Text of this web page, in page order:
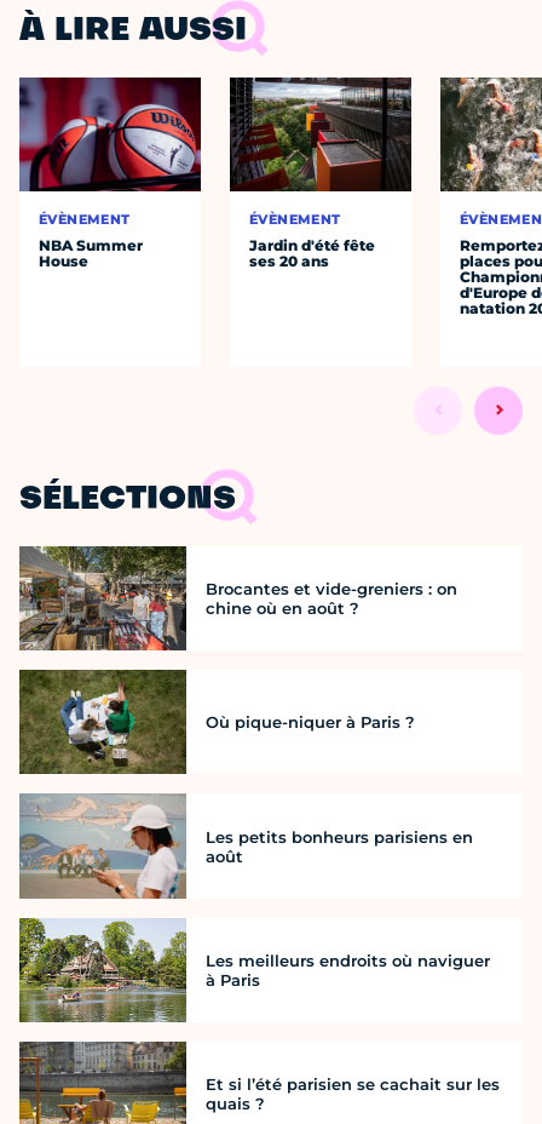
À LIRE AUSSI
ÉVÈNEMENT
NBA Summer
House
ÉVÈNEMENT
Jardin d'été fête
ses 20 ans
places
d'Europe
natation
SÉLECTIONS
Brocantes et vide-greniers : on
chine où en août ?
Où pique-niquer à Paris ?
Les petits bonheurs parisiens en
août
Les meilleurs endroits où naviguer
à Paris
Et si l’été parisien se cachait sur les
quais ?